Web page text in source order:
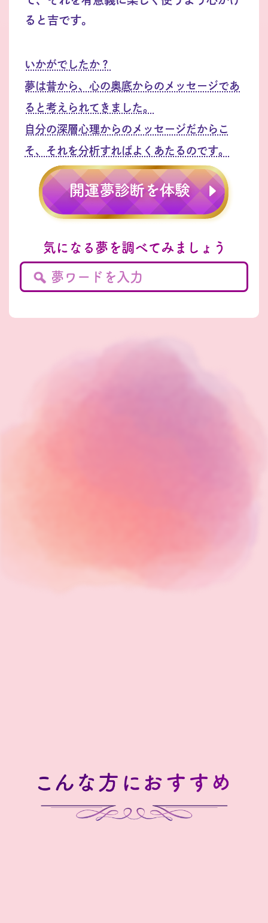
ると吉です。
いかがでしたか？
夢は昔から、心の奥底からのメッセージであ
ると考えられてきました。
自分の深層心理からのメッセージだからこ
そ、それを分析すればよくあたるのです。
気になる夢を調べてみましょう